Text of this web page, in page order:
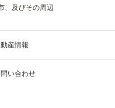
、及びその周辺
産情報
い合わせ